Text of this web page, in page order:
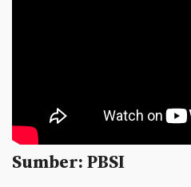
Sumber: PBSI